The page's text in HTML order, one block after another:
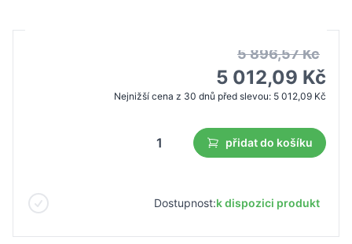
5 896,57 Kč
5 012,09 Kč
Nejnižší cena z 30 dnů před slevou: 5 012,09 Kč
přidat do košíku
Dostupnost:k dispozici produkt